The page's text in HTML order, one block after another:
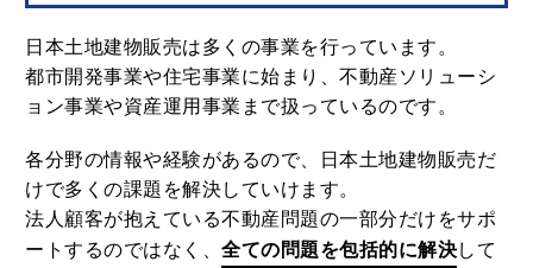
日本土地建物販売は多くの事業を行っています。
都市開発事業や住宅事業に始まり、不動産ソリューシ
ョン事業や資産運用事業まで扱っているのです。
各分野の情報や経験があるので、日本土地建物販売だ
けで多くの課題を解決していけます。
法人顧客が抱えている不動産問題の一部分だけをサポ
ートするのではなく、全ての問題を包括的に解決して